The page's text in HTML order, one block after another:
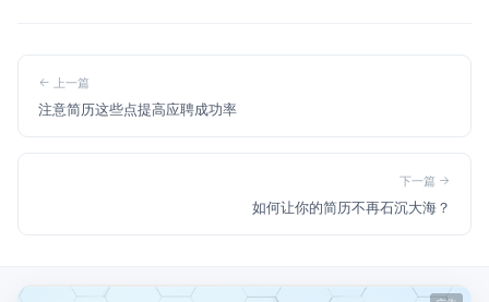
上一篇
注意简历这些点提高应聘成功率
下一篇
如何让你的简历不再石沉大海？